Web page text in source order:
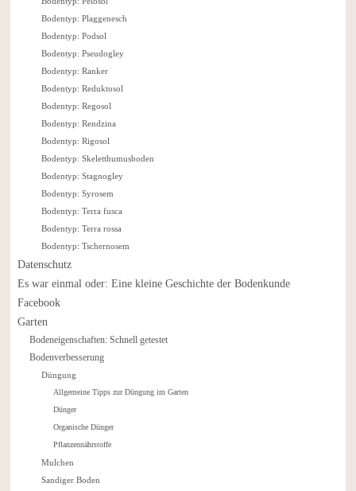
Bodentyp: Plaggenesch
Bodentyp: Podsol
Bodentyp: Pseudogley
Bodentyp: Ranker
Bodentyp: Reduktosol
Bodentyp: Regosol
Bodentyp: Rendzina
Bodentyp: Rigosol
Bodentyp: Skeletthumusboden
Bodentyp: Stagnogley
Bodentyp: Syrosem
Bodentyp: Terra fusca
Bodentyp: Terra rossa
Bodentyp: Tschernosem
Datenschutz
Es war einmal oder: Eine kleine Geschichte der Bodenkunde
Facebook
Garten
Bodeneigenschaften: Schnell getestet
Bodenverbesserung
Düngung
Allgemeine Tipps zur Düngung im Garten
Dünger
Organische Dünger
Pflanzennährstoffe
Mulchen
Sandiger Boden